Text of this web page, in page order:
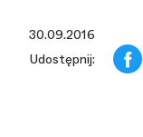
30.09.2016
Udostępnij: